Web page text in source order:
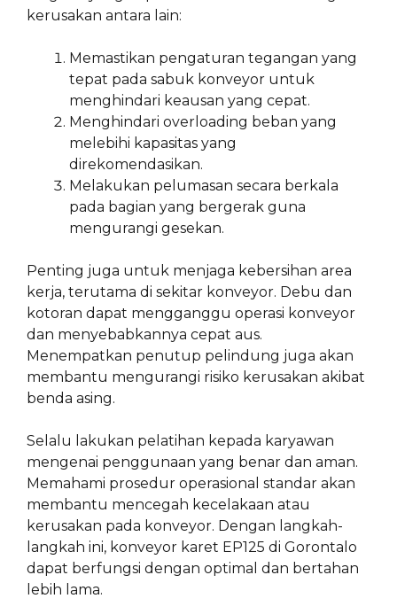
kerusakan antara lain:
Memastikan pengaturan tegangan yang
tepat pada sabuk konveyor untuk
menghindari keausan yang cepat.
Menghindari overloading beban yang
melebihi kapasitas yang
direkomendasikan.
Melakukan pelumasan secara berkala
pada bagian yang bergerak guna
mengurangi gesekan.
Penting juga untuk menjaga kebersihan area
kerja, terutama di sekitar konveyor. Debu dan
kotoran dapat mengganggu operasi konveyor
dan menyebabkannya cepat aus.
Menempatkan penutup pelindung juga akan
membantu mengurangi risiko kerusakan akibat
benda asing.
Selalu lakukan pelatihan kepada karyawan
mengenai penggunaan yang benar dan aman.
Memahami prosedur operasional standar akan
membantu mencegah kecelakaan atau
kerusakan pada konveyor. Dengan langkah-
langkah ini, konveyor karet EP125 di Gorontalo
dapat berfungsi dengan optimal dan bertahan
lebih lama.